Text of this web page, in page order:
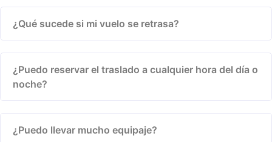
¿Qué sucede si mi vuelo se retrasa?
¿Puedo reservar el traslado a cualquier hora del día o
noche?
¿Puedo llevar mucho equipaje?